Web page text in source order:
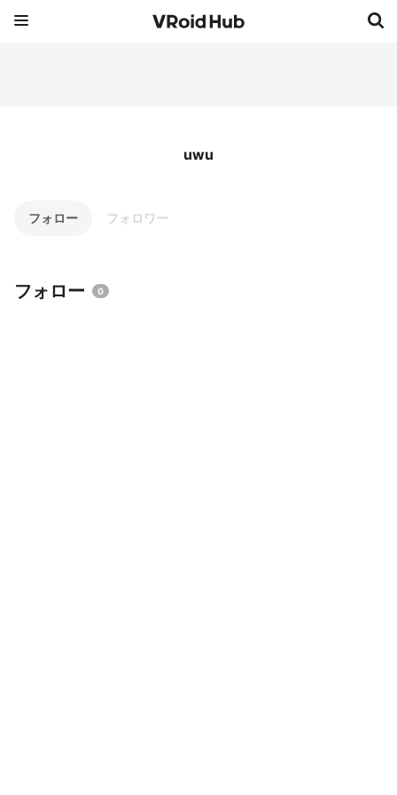
uwu
フォロー フォロワー
フォロー 0